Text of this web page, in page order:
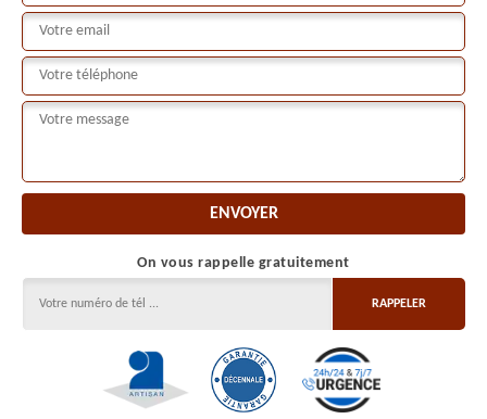
On vous rappelle gratuitement